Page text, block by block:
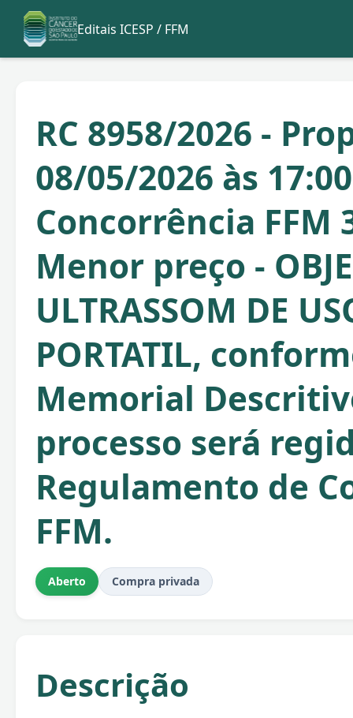
Editais ICESP / FFM
RC 8958/2026 -
08/05/2026 às
Concorrência FFM
Menor preço -
ULTRASSOM DE
PORTATIL,
Memorial
processo será
Regulamento de
FFM.
Aberto Compra privada
Descrição